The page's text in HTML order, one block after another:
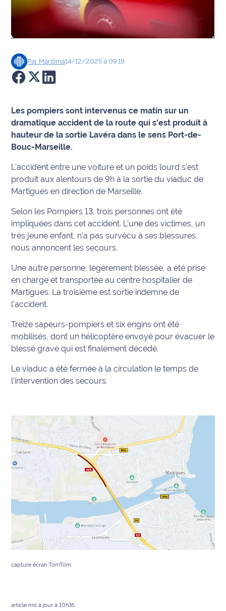
Sports
Société
Culture
Économie
Éducation
Emploi
Info
route
Justice
Loisirs
Politique
Santé
Social
Transport
National
Défense
Municipales
2026
Contenus
Partenaires
L'invité(e)
rédaction
coeur
Fil
Par Maritima14/12/2025 à 09:19
Les pompiers sont intervenus ce matin sur un
dramatique accident de la route qui s'est produit à
hauteur de la sortie Lavéra dans le sens Port-de-
Bouc-Marseille.
L'accident entre une voiture et un poids lourd s'est
produit aux alentours de 9h à la sortie du viaduc de
Martigues en direction de Marseille.
Selon les Pompiers 13, trois personnes ont été
impliquées dans cet accident. L’une des victimes, un
très jeune enfant, n'a pas survécu à ses blessures,
nous annoncent les secours.
Une autre personne, légèrement blessée, a été prise
en charge et transportée au centre hospitalier de
Martigues. La troisième est sortie indemne de
l’accident.
Treize sapeurs-pompiers et six engins ont été
mobilisés, dont un hélicoptère envoyé pour évacuer le
blessé grave qui est finalement décédé.
Le viaduc a été fermée à la circulation le temps de
l'intervention des secours.
capture écran TomTom
article mis à jour à 10h35